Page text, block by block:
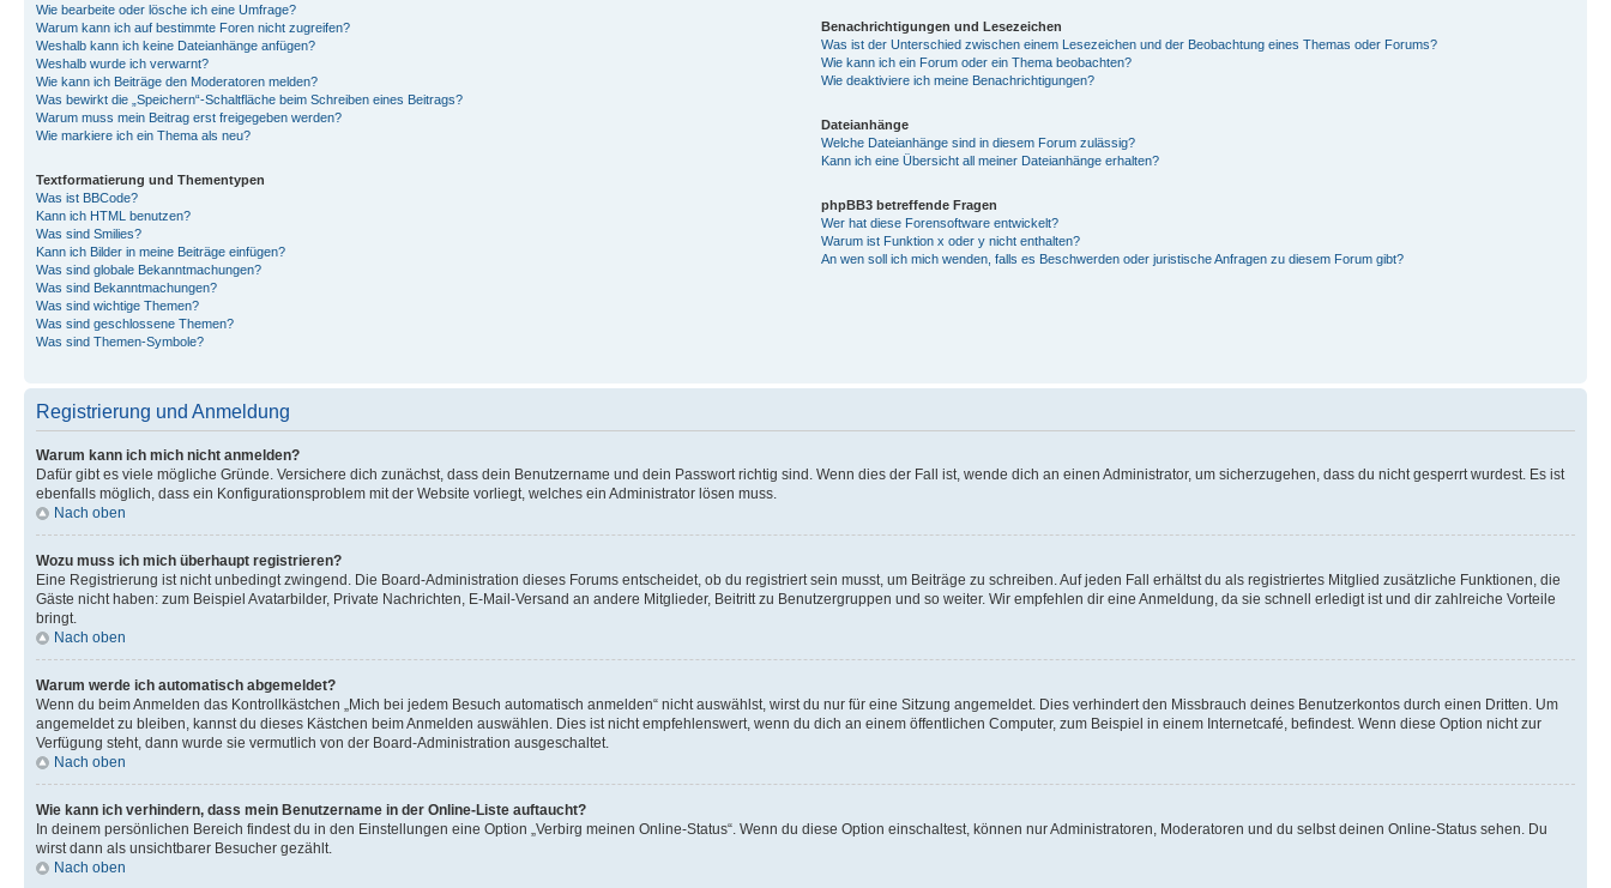
Wie bearbeite oder lösche ich eine Umfrage?
Warum kann ich auf bestimmte Foren nicht zugreifen?
Weshalb kann ich keine Dateianhänge anfügen?
Weshalb wurde ich verwarnt?
Wie kann ich Beiträge den Moderatoren melden?
Was bewirkt die „Speichern“-Schaltfläche beim Schreiben eines Beitrags?
Warum muss mein Beitrag erst freigegeben werden?
Wie markiere ich ein Thema als neu?
Textformatierung und Thementypen
Was ist BBCode?
Kann ich HTML benutzen?
Was sind Smilies?
Kann ich Bilder in meine Beiträge einfügen?
Was sind globale Bekanntmachungen?
Was sind Bekanntmachungen?
Was sind wichtige Themen?
Was sind geschlossene Themen?
Was sind Themen-Symbole?
Benachrichtigungen und Lesezeichen
Was ist der Unterschied zwischen einem Lesezeichen und der Beobachtung eines Themas oder Forums?
Wie kann ich ein Forum oder ein Thema beobachten?
Wie deaktiviere ich meine Benachrichtigungen?
Dateianhänge
Welche Dateianhänge sind in diesem Forum zulässig?
Kann ich eine Übersicht all meiner Dateianhänge erhalten?
phpBB3 betreffende Fragen
Wer hat diese Forensoftware entwickelt?
Warum ist Funktion x oder y nicht enthalten?
An wen soll ich mich wenden, falls es Beschwerden oder juristische Anfragen zu diesem Forum gibt?
Registrierung und Anmeldung
Warum kann ich mich nicht anmelden?
Dafür gibt es viele mögliche Gründe. Versichere dich zunächst, dass dein Benutzername und dein Passwort richtig sind. Wenn dies der Fall ist, wende dich an einen Administrator, um sicherzugehen, dass du nicht gesperrt wurdest. Es ist
ebenfalls möglich, dass ein Konfigurationsproblem mit der Website vorliegt, welches ein Administrator lösen muss.
Nach oben
Wozu muss ich mich überhaupt registrieren?
Eine Registrierung ist nicht unbedingt zwingend. Die Board-Administration dieses Forums entscheidet, ob du registriert sein musst, um Beiträge zu schreiben. Auf jeden Fall erhältst du als registriertes Mitglied zusätzliche Funktionen, die
Gäste nicht haben: zum Beispiel Avatarbilder, Private Nachrichten, E-Mail-Versand an andere Mitglieder, Beitritt zu Benutzergruppen und so weiter. Wir empfehlen dir eine Anmeldung, da sie schnell erledigt ist und dir zahlreiche Vorteile
bringt.
Nach oben
Warum werde ich automatisch abgemeldet?
Wenn du beim Anmelden das Kontrollkästchen „Mich bei jedem Besuch automatisch anmelden“ nicht auswählst, wirst du nur für eine Sitzung angemeldet. Dies verhindert den Missbrauch deines Benutzerkontos durch einen Dritten. Um
angemeldet zu bleiben, kannst du dieses Kästchen beim Anmelden auswählen. Dies ist nicht empfehlenswert, wenn du dich an einem öffentlichen Computer, zum Beispiel in einem Internetcafé, befindest. Wenn diese Option nicht zur
Verfügung steht, dann wurde sie vermutlich von der Board-Administration ausgeschaltet.
Nach oben
Wie kann ich verhindern, dass mein Benutzername in der Online-Liste auftaucht?
In deinem persönlichen Bereich findest du in den Einstellungen eine Option „Verbirg meinen Online-Status“. Wenn du diese Option einschaltest, können nur Administratoren, Moderatoren und du selbst deinen Online-Status sehen. Du
wirst dann als unsichtbarer Besucher gezählt.
Nach oben